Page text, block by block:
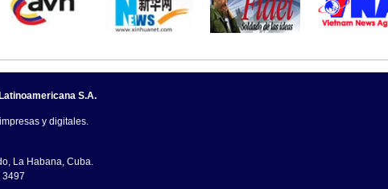
S.A.
y digitales.
La Habana, Cuba.
3497